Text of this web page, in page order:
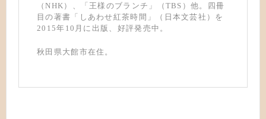
（NHK）、「王様のブランチ」（TBS）他。四冊
目の著書「しあわせ紅茶時間」（日本文芸社）を
2015年10月に出版、好評発売中。
秋田県大館市在住。